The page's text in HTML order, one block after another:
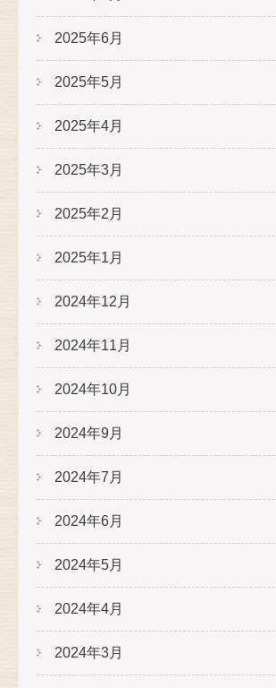
2025年6月
2025年5月
2025年4月
2025年3月
2025年2月
2025年1月
2024年12月
2024年11月
2024年10月
2024年9月
2024年7月
2024年6月
2024年5月
2024年4月
2024年3月